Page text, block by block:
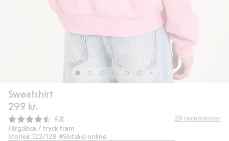
Sweatshirt
299 kr.
Snittbetyg:
4.8 28 recensioner
Färg:Rosa / tryck fram
Storlek:122/128 Slutsåld online